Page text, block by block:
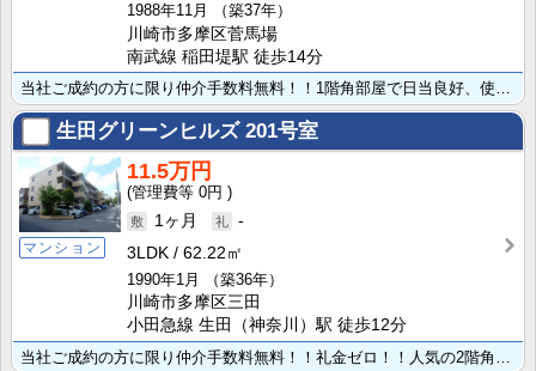
1988年11月
（築37年）
川崎市多摩区菅馬場
南武線 稲田堤駅 徒歩14分
生田グリーンヒルズ 201号室
マンション
11.5万円
0円
1ヶ月
-
3LDK
62.22㎡
1990年1月
（築36年）
川崎市多摩区三田
小田急線 生田（神奈川）駅 徒歩12分